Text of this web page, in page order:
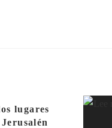
lugares